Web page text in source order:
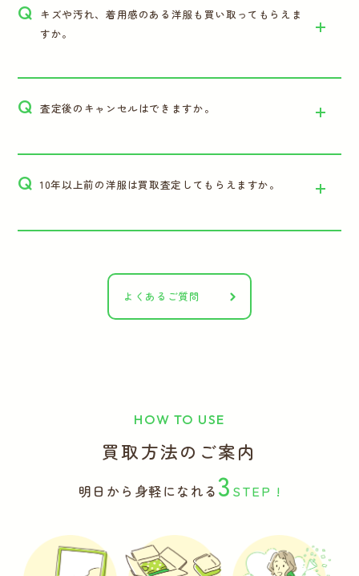
Q キズや汚れ、着用感のある洋服も買い取ってもらえま
すか。
Q 査定後のキャンセルはできますか。
Q 10年以上前の洋服は買取査定してもらえますか。
よくあるご質問
HOW TO USE
買取方法のご案内
明日から身軽になれる 3 STEP !